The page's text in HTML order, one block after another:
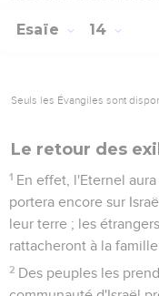
Esaïe 14
Seuls les Évangiles sont
Le retour des
1 En effet, l'Eternel
portera encore sur
leur terre ; les
rattacheront à la famille
2 Des peuples les